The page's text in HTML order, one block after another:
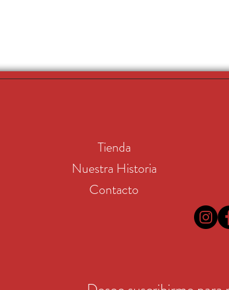
Tienda
Nuestra Historia
Contacto